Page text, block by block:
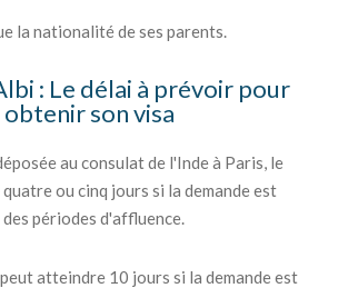
la nationalité de ses parents.
: Le délai à prévoir pour
obtenir son visa
au consulat de l'Inde à Paris, le
ou cinq jours si la demande est
périodes d'affluence.
atteindre 10 jours si la demande est